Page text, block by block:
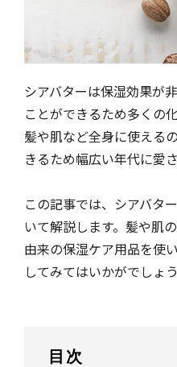
シアバターは保湿効果が
ことができるため多くの
髪や肌など全身に使える
きるため幅広い年代に愛
この記事では、シアバタ
いて解説します。髪や肌
由来の保湿ケア用品を使
してみてはいかがでしょう
目次